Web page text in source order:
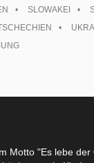
SLOWAKEI
Motto "Es lebe